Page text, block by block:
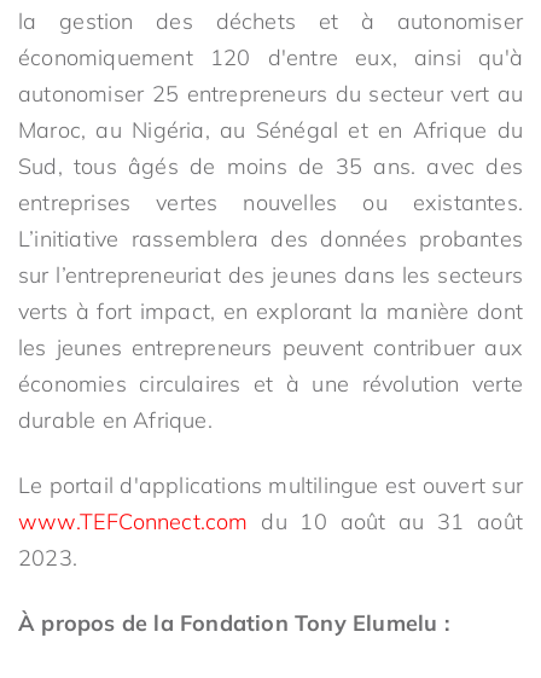
la gestion des déchets et à autonomiser
économiquement 120 d'entre eux, ainsi qu'à
autonomiser 25 entrepreneurs du secteur vert au
Maroc, au Nigéria, au Sénégal et en Afrique du
Sud, tous âgés de moins de 35 ans. avec des
entreprises vertes nouvelles ou existantes.
L’initiative rassemblera des données probantes
sur l’entrepreneuriat des jeunes dans les secteurs
verts à fort impact, en explorant la manière dont
les jeunes entrepreneurs peuvent contribuer aux
économies circulaires et à une révolution verte
durable en Afrique.
Le portail d'applications multilingue est ouvert sur
www.TEFConnect.com du 10 août au 31 août
2023.
À propos de la Fondation Tony Elumelu :